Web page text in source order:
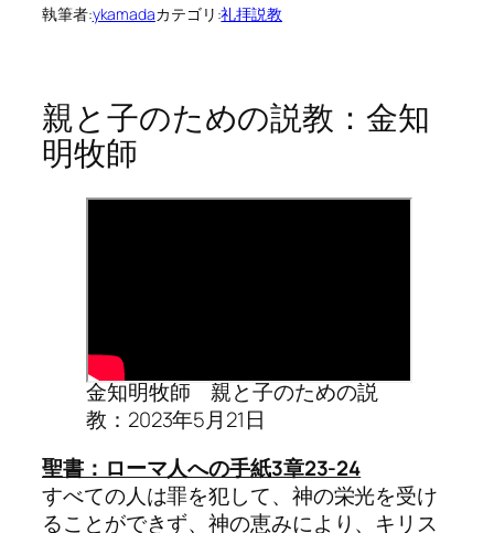
執筆者:ykamadaカテゴリ:礼拝説教
親と子のための説教：金知
明牧師
金知明牧師 親と子のための説
教：2023年5月21日
聖書：ローマ人への手紙3章23-24
すべての人は罪を犯して、神の栄光を受け
ることができず、神の恵みにより、キリス